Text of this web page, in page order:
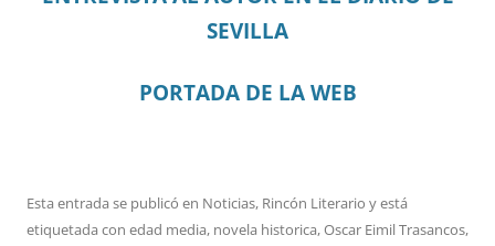
SEVILLA
PORTADA DE LA WEB
Esta entrada se publicó en Noticias, Rincón Literario y está
etiquetada con edad media, novela historica,Oscar Eimil Trasancos,